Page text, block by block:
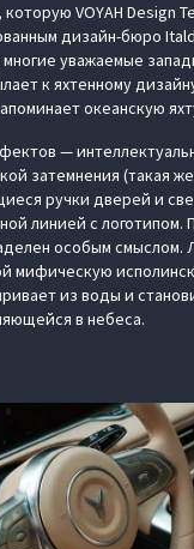
VOYAH Design
дизайн-бюро
уважаемые
к яхтенному
океанскую
—
затемнения (такая
ручки дверей и
линией с логотипом.
особым смыслом.
мифическую
из воды и
в небеса.